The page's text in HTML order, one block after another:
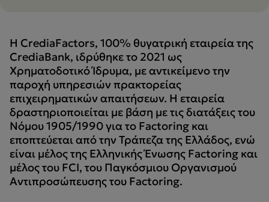
Η CrediaFactors, 100% θυγατρική εταιρεία της
CrediaBank, ιδρύθηκε το 2021 ως
Χρηματοδοτικό Ίδρυμα, με αντικείμενο την
παροχή υπηρεσιών πρακτορείας
επιχειρηματικών απαιτήσεων. Η εταιρεία
δραστηριοποιείται με βάση με τις διατάξεις του
Νόμου 1905/1990 για το Factoring και
εποπτεύεται από την Τράπεζα της Ελλάδος, ενώ
είναι μέλος της Ελληνικής Ένωσης Factoring και
μέλος του FCI, του Παγκόσμιου Οργανισμού
Αντιπροσώπευσης του Factoring.